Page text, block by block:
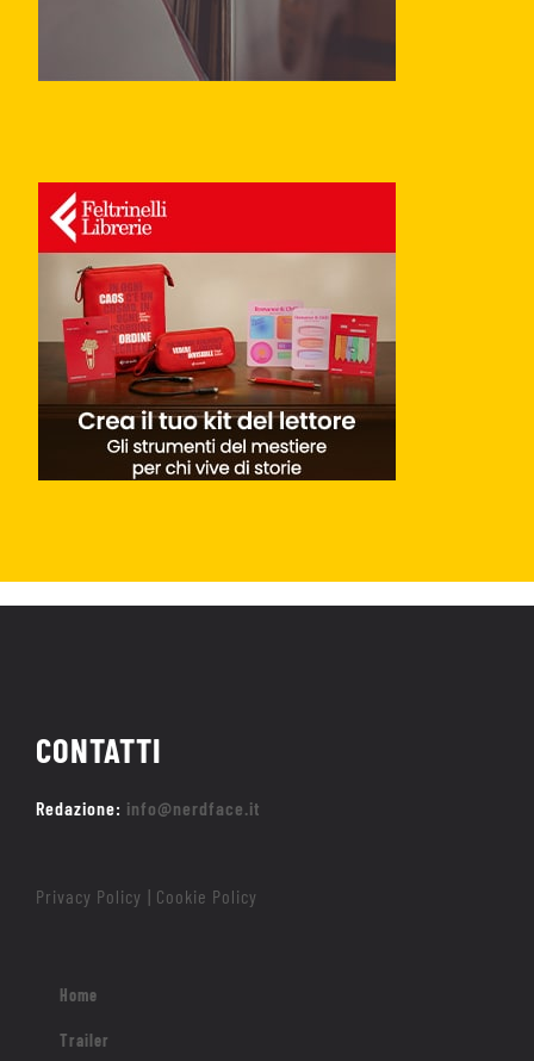
CONTATTI
Redazione: info@nerdface.it
Privacy Policy Cookie Policy
Home
Trailer